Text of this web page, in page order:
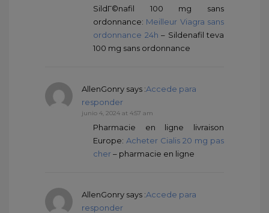
SildГ©nafil 100 mg sans
ordonnance: Meilleur Viagra sans
ordonnance 24h – Sildenafil teva
100 mg sans ordonnance
AllenGonry says :Accede para
responder
junio 4, 2024 at 4:57 am
Pharmacie en ligne livraison
Europe: Acheter Cialis 20 mg pas
cher– pharmacie en ligne
AllenGonry says :Accede para
responder